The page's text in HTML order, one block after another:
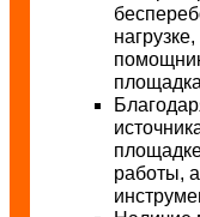
работы,